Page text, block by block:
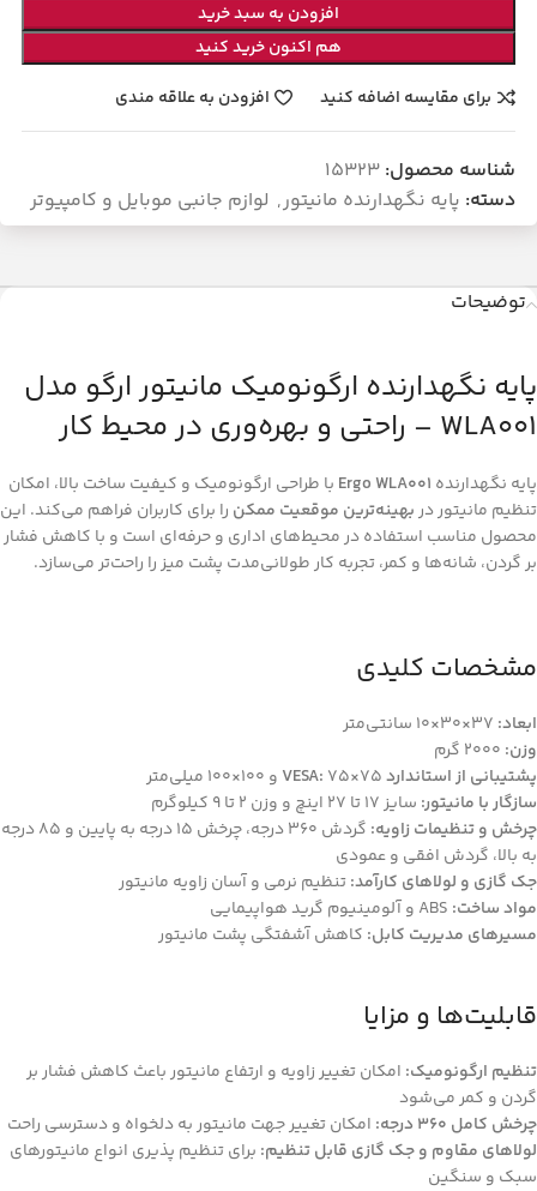
افزودن به سبد خرید
هم اکنون خرید کنید
برای مقایسه اضافه کنید
افزودن به علاقه مندی
شناسه محصول: 15323
دسته: پایه نگهدارنده مانیتور, لوازم جانبی موبایل و کامپیوتر
توضیحات
پایه نگهدارنده ارگونومیک مانیتور ارگو مدل
WLA001 – راحتی و بهره‌وری در محیط کار
پایه نگهدارنده Ergo WLA001 با طراحی ارگونومیک و کیفیت ساخت بالا، امکان
تنظیم مانیتور دربهینه‌ترین موقعیت ممکن را برای کاربران فراهم می‌کند. این
محصول مناسب استفاده در محیط‌های اداری و حرفه‌ای است و با کاهش فشار
بر گردن، شانه‌ها و کمر، تجربه کار طولانی‌مدت پشت میز را راحت‌تر می‌سازد.
مشخصات کلیدی
ابعاد:
وزن:
پشتیبانی از استاندارد VESA:75×75 و 100×100 میلی‌متر
سازگار با مانیتور: سایز 17 تا 27 اینچ و وزن 2 تا 9 کیلوگرم
چرخش و تنظیمات زاویه:
گردش 360 درجه، چرخش 15 درجه به پایین و 85 درجه
به بالا، گردش افقی و عمودی
جک گازی و لولاهای کارآمد:تنظیم نرمی و آسان زاویه مانیتور
مواد ساخت:
مسیرهای مدیریت کابل: کاهش آشفتگی پشت مانیتور
قابلیت‌ها و مزایا
تنظیم ارگونومیک: امکان تغییر زاویه و ارتفاع مانیتور باعث کاهش فشار بر
گردن و کمر می‌شود
چرخش کامل 360 درجه:
امکان تغییر جهت مانیتور به دلخواه و دسترسی راحت
لولاهای مقاوم و جک گازی قابل تنظیم: برای تنظیم پذیری انواع مانیتورهای
سبک و سنگین